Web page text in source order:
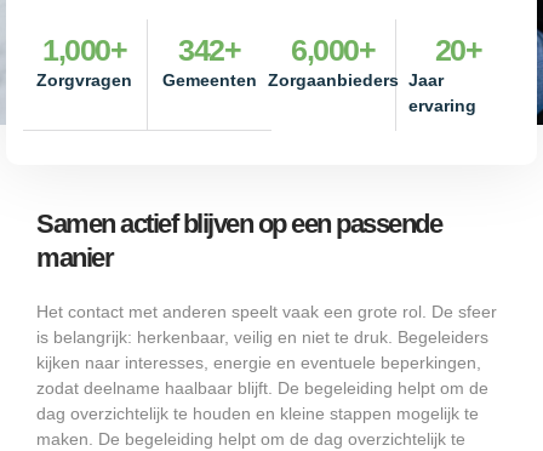
Zorgvragen
1,000+
Gemeenten
342+
Zorgaanbieders
6,000+
Jaar
ervaring
20+
Samen actief blijven op een passende
manier
Het contact met anderen speelt vaak een grote rol. De sfeer
is belangrijk: herkenbaar, veilig en niet te druk. Begeleiders
kijken naar interesses, energie en eventuele beperkingen,
zodat deelname haalbaar blijft. De begeleiding helpt om de
dag overzichtelijk te houden en kleine stappen mogelijk te
maken. De begeleiding helpt om de dag overzichtelijk te